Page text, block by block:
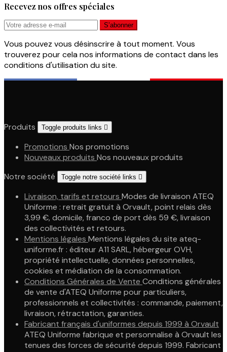
Recevez nos offres spéciales
Vous pouvez vous désinscrire à tout moment. Vous
trouverez pour cela nos informations de contact dans les
conditions d'utilisation du site.
Produits Toggle produits links 
Promotions Nos promotions
Nouveaux produits Nos nouveaux produits
Notre société
Toggle notre société links 
Livraison, tarifs et retours Modes de livraison ATEQ
Uniforme : retrait gratuit à Orvault, point relais dès
3,99 €, domicile, franco de port dès 59 €, livraison
des collectivités et retours.
Mentions légales Mentions légales du site ateq-
uniforme.fr : éditeur A11 SARL, hébergeur OVH,
propriété intellectuelle, données personnelles,
cookies et médiation de la consommation.
Conditions Générales de Vente Conditions générales
de vente d'ATEQ Uniforme pour particuliers,
professionnels et collectivités : commande, paiement,
livraison, rétractation, garanties.
Fabricant français d'uniformes depuis 1999 à Orvault
ATEQ Uniforme fabrique et personnalise à Orvault les
tenues des forces de sécurité depuis 1999. Fabricant